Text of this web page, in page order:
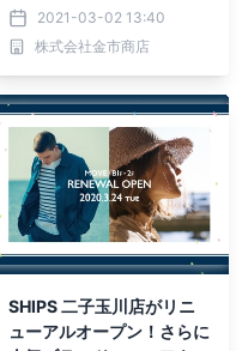
類以上の蜂蜜が揃う蜂蜜専
門店ミールミィ阪急うめだ
店が3月17日リニューアル
2021-03-02 13:40
株式会社金市商店
SHIPS 二子玉川店がリニ
ューアルオープン！さらに